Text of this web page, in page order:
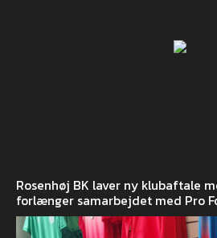
Rosenhøj BK laver ny klubaftale
forlænger samarbejdet med Pro